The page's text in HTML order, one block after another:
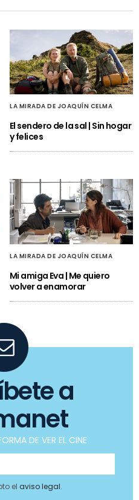
LA MIRADA DE JOAQUÍN CELMA
El sendero de la sal | Sin hogar
y felices
LA MIRADA DE JOAQUÍN CELMA
Mi amiga Eva | Me quiero
volver a enamorar
a
DE VER EL CINE
el aviso legal.